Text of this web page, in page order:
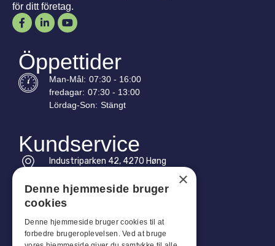
för ditt företag.
Öppettider
Man-Mål: 07:30 - 16:00
fredagar: 07:30 - 13:00
Lördag-Son: Stängt
Kundservice
Industriparken 42, 4270 Høng
Tel: +45 4396 4122
E-post: vb@viggobendz.dk
×
Denne hjemmeside bruger
cookies
Denne hjemmeside bruger cookies til at
forbedre brugeroplevelsen. Ved at bruge